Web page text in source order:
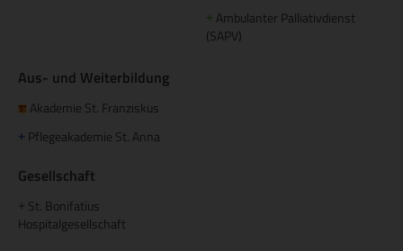
+ Ambulanter Palliativdienst
(SAPV)
Aus- und Weiterbildung
Akademie St. Franziskus
+ Pflegeakademie St. Anna
Gesellschaft
St. Bonifatius
Hospitalgesellschaft